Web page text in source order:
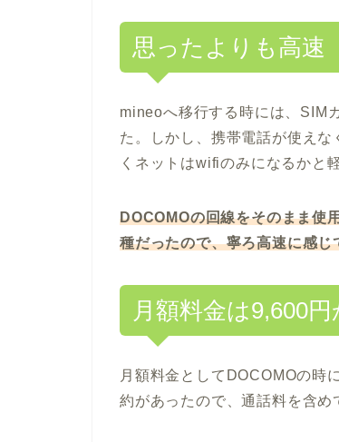
思ったよりも高速
mineoへ移行する時には、SIM
た。しかし、携帯電話が使え
くネットはwifiのみになるかと
DOCOMOの回線をそのまま使
種だったので、寧ろ高速に感じ
月額料金は9,600
月額料金としてDOCOMOの時
約があったので、通話料を含め